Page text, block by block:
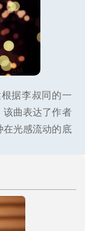
据李叔同的一
该曲表达了作者
在光感流动的底